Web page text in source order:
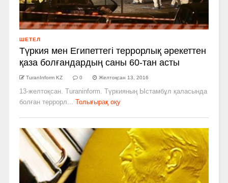
ШЕТЕЛ
Түркия мен Египеттегі террорлық әрекеттен
қаза болғандардың саны 60­-тан асты
TuranInform KZ 0 Желтоқсан 13, 2016
13-желтоқсан. Turaninform. Түркияның Ыстамбұл қаласында
болған террорл...
Толығырақ оқу